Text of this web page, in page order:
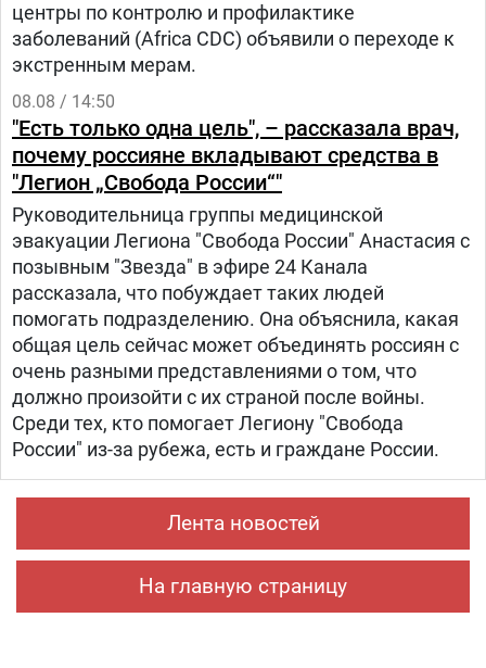
центры по контролю и профилактике
заболеваний (Africa CDC) объявили о переходе к
экстренным мерам.
08.08 / 14:50
"Есть только одна цель", – рассказала врач,
почему россияне вкладывают средства в
"Легион „Свобода России“"
Руководительница группы медицинской
эвакуации Легиона "Свобода России" Анастасия с
позывным "Звезда" в эфире 24 Канала
рассказала, что побуждает таких людей
помогать подразделению. Она объяснила, какая
общая цель сейчас может объединять россиян с
очень разными представлениями о том, что
должно произойти с их страной после войны.
Среди тех, кто помогает Легиону "Свобода
России" из-за рубежа, есть и граждане России.
Лента новостей
На главную страницу